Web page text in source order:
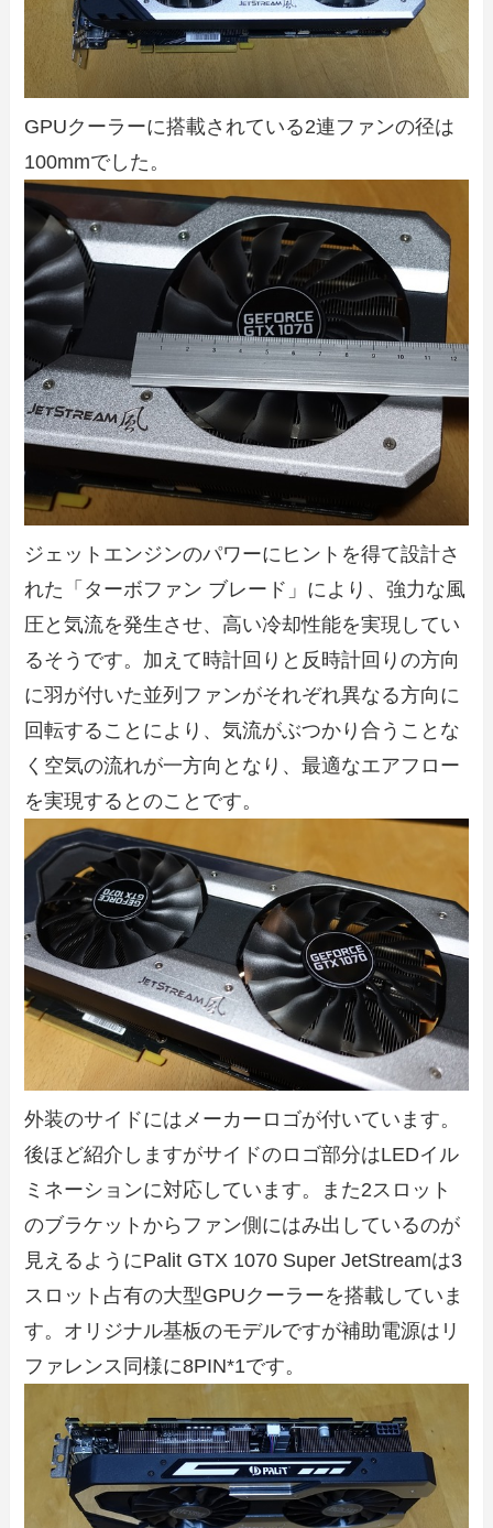
GPUクーラーに搭載されている2連ファンの径は
100mmでした。
ジェットエンジンのパワーにヒントを得て設計さ
れた「ターボファン ブレード」により、強力な風
圧と気流を発生させ、高い冷却性能を実現してい
るそうです。加えて時計回りと反時計回りの方向
に羽が付いた並列ファンがそれぞれ異なる方向に
回転することにより、気流がぶつかり合うことな
く空気の流れが一方向となり、最適なエアフロー
を実現するとのことです。
外装のサイドにはメーカーロゴが付いています。
後ほど紹介しますがサイドのロゴ部分はLEDイル
ミネーションに対応しています。また2スロット
のブラケットからファン側にはみ出しているのが
見えるようにPalit GTX 1070 Super JetStreamは3
スロット占有の大型GPUクーラーを搭載していま
す。オリジナル基板のモデルですが補助電源はリ
ファレンス同様に8PIN*1です。